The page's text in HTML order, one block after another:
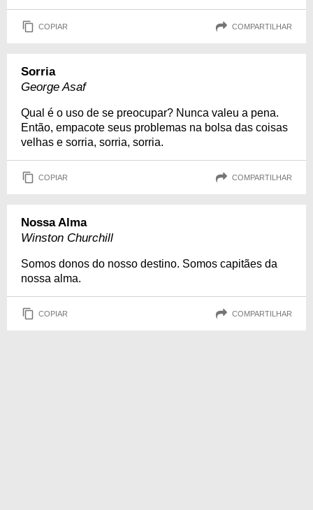
COPIAR COMPARTILHAR
Sorria
George Asaf
Qual é o uso de se preocupar? Nunca valeu a pena.
Então, empacote seus problemas na bolsa das coisas
velhas e sorria, sorria, sorria.
COPIAR COMPARTILHAR
Nossa Alma
Winston Churchill
Somos donos do nosso destino. Somos capitães da
nossa alma.
COPIAR COMPARTILHAR